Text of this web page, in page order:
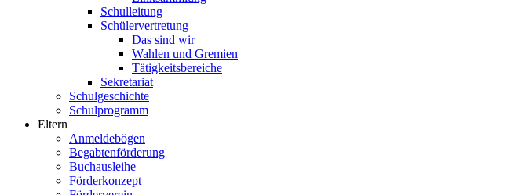
Schulleitung
Schülervertretung
Das sind wir
Wahlen und Gremien
Tätigkeitsbereiche
Sekretariat
Schulgeschichte
Schulprogramm
Eltern
Anmeldebögen
Begabtenförderung
Buchausleihe
Förderkonzept